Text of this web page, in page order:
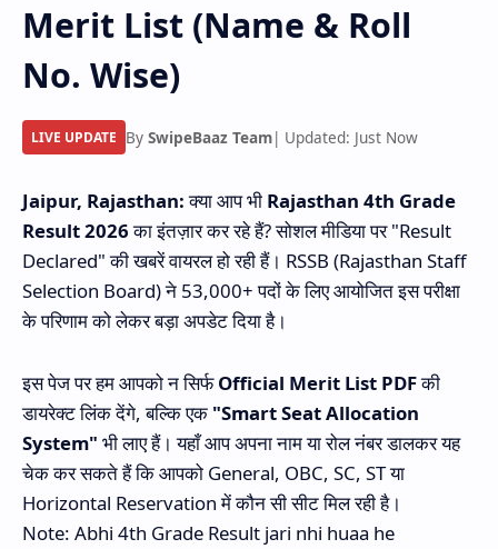
Merit List (Name & Roll
No. Wise)
LIVE UPDATE By SwipeBaaz Team| Updated: Just Now
Jaipur, Rajasthan:क्या आप भी Rajasthan 4th Grade
Result 2026का इंतज़ार कर रहे हैं? सोशल मीडिया पर "Result
Declared" की खबरें वायरल हो रही हैं। RSSB (Rajasthan Staff
Selection Board) ने 53,000+ पदों के लिए आयोजित इस परीक्षा
के परिणाम को लेकर बड़ा अपडेट दिया है।
इस पेज पर हम आपको न सिर्फOfficial Merit List PDFकी
डायरेक्ट लिंक देंगे, बल्कि एक "Smart Seat Allocation
System" भी लाए हैं। यहाँ आप अपना नाम या रोल नंबर डालकर यह
चेक कर सकते हैं कि आपको General, OBC, SC, ST या
Horizontal Reservation में कौन सी सीट मिल रही है।
Note: Abhi 4th Grade Result jari nhi huaa he